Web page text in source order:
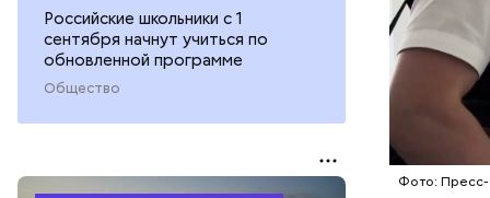
Российские школьники с 1
сентября начнут учиться по
обновленной программе
Общество
Фото: Пресс-